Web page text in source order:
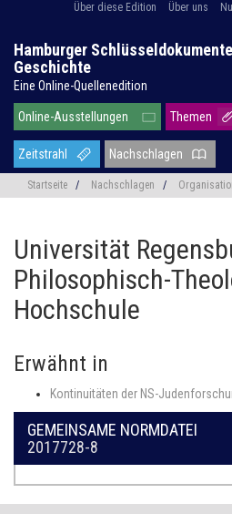
Über diese Edition Über uns
Hamburger
Geschichte
Eine Online-Quellenedition
Online-Ausstellungen Themen
Zeitstrahl Nachschlagen
Startseite / Nachschlagen /
Universität
Philosophisch-
Hochschule
Erwähnt in
Kontinuitäten der NS-
GEMEINSAME NORMDATEI
2017728-8